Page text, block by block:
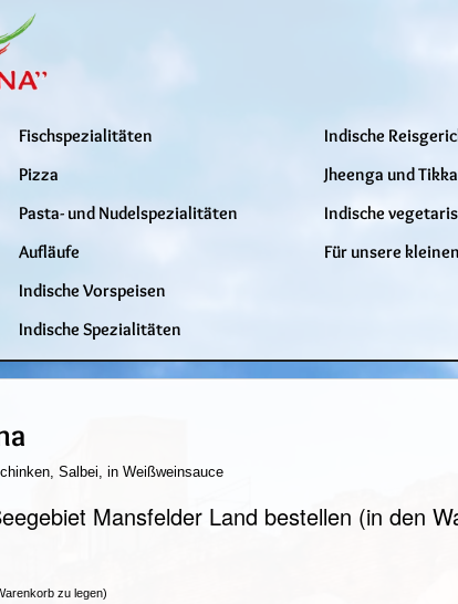
Fischspezialitäten
Pizza
Pasta- und Nudelspezialitäten
Aufläufe
Indische Vorspeisen
Indische Spezialitäten
Indische
Jheenga und Tikka
Indische
Für unsere
Salbei, in Weißweinsauce
Mansfelder Land bestellen (in den
zu legen)